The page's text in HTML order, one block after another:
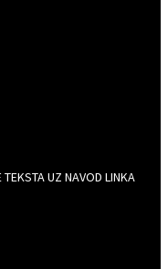
UZ NAVOD LINKA